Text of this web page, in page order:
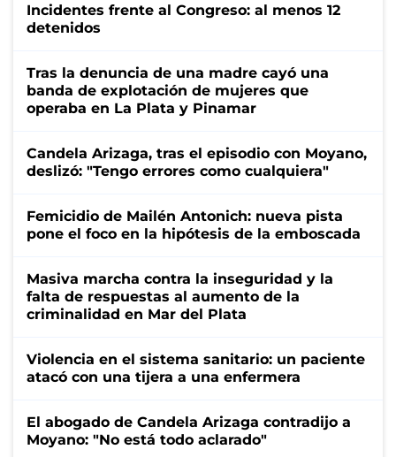
Incidentes frente al Congreso: al menos 12
detenidos
Tras la denuncia de una madre cayó una
banda de explotación de mujeres que
operaba en La Plata y Pinamar
Candela Arizaga, tras el episodio con Moyano,
deslizó: "Tengo errores como cualquiera"
Femicidio de Mailén Antonich: nueva pista
pone el foco en la hipótesis de la emboscada
Masiva marcha contra la inseguridad y la
falta de respuestas al aumento de la
criminalidad en Mar del Plata
Violencia en el sistema sanitario: un paciente
atacó con una tijera a una enfermera
El abogado de Candela Arizaga contradijo a
Moyano: "No está todo aclarado"